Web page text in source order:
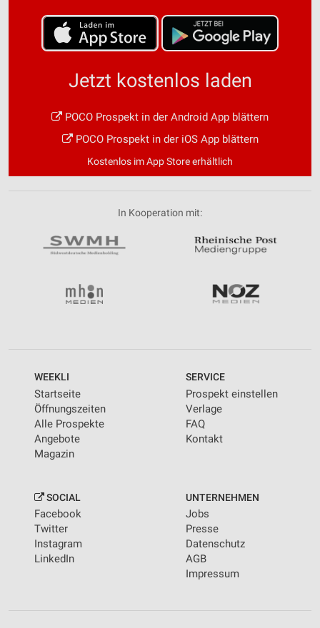
Jetzt kostenlos laden
POCO Prospekt in der Android App blättern
POCO Prospekt in der iOS App blättern
Kostenlos im App Store erhältlich
In Kooperation mit:
WEEKLI
Startseite
Öffnungszeiten
Alle Prospekte
Angebote
Magazin
SERVICE
Prospekt einstellen
Verlage
FAQ
Kontakt
SOCIAL
Facebook
Twitter
Instagram
LinkedIn
UNTERNEHMEN
Jobs
Presse
Datenschutz
AGB
Impressum